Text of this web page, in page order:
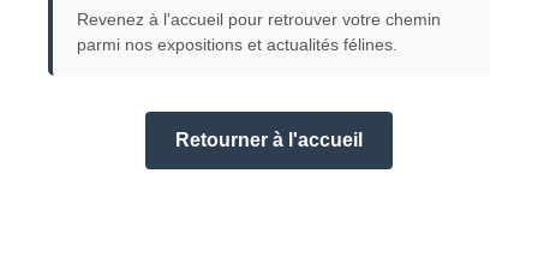
Revenez à l'accueil pour retrouver votre chemin
parmi nos expositions et actualités félines.
Retourner à l'accueil